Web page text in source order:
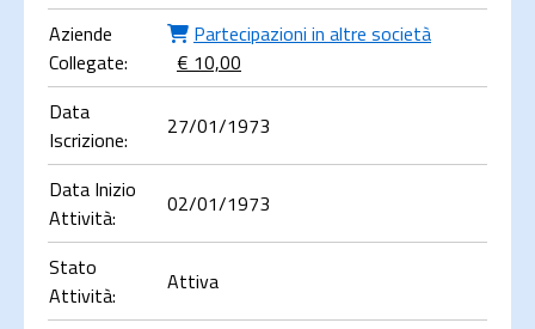
Aziende
Collegate:
Partecipazioni in altre società
€ 10,00
Data
Iscrizione:
27/01/1973
Data Inizio
Attività:
02/01/1973
Stato
Attività:
Attiva